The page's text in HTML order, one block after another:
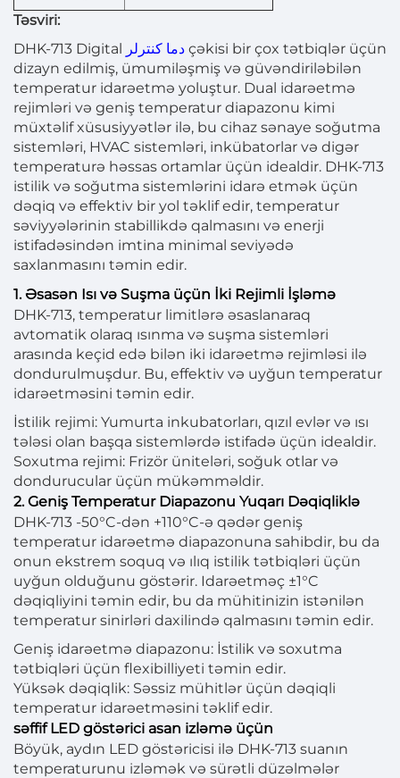
Təsviri:
DHK-713 Digital
çəkisi bir çox tətbiqlər üçün
dizayn edilmiş, ümumiləşmiş və güvəndiriləbilən
temperatur idarəetmə yoluştur. Dual idarəetmə
rejimləri və geniş temperatur diapazonu kimi
müxtəlif xüsusiyyətlər ilə, bu cihaz sənaye soğutma
sistemləri, HVAC sistemləri, inkübatorlar və digər
temperaturə həssas ortamlar üçün idealdir. DHK-713
istilik və soğutma sistemlərini idarə etmək üçün
dəqiq və effektiv bir yol təklif edir, temperatur
səviyyələrinin stabillikdə qalmasını və enerji
istifadəsindən imtina minimal seviyədə
saxlanmasını təmin edir.
1. Əsasən Isı və Suşma üçün İki Rejimli İşləmə
DHK-713, temperatur limitlərə əsaslanaraq
avtomatik olaraq ısınma və suşma sistemləri
arasında keçid edə bilən iki idarəetmə rejimləsi ilə
dondurulmuşdur. Bu, effektiv və uyğun temperatur
idarəetməsini təmin edir.
İstilik rejimi: Yumurta inkubatorları, qızıl evlər və ısı
tələsi olan başqa sistemlərdə istifadə üçün idealdir.
Soxutma rejimi: Frizör üniteləri, soğuk otlar və
dondurucular üçün mükəmməldir.
2. Geniş Temperatur Diapazonu Yuqarı Dəqiqliklə
DHK-713 -50°C-dən +110°C-ə qədər geniş
temperatur idarəetmə diapazonuna sahibdir, bu da
onun ekstrem soquq və ılıq istilik tətbiqləri üçün
uyğun olduğunu göstərir. Idarəetməç ±1°C
dəqiqliyini təmin edir, bu da mühitinizin istənilən
temperatur sinirləri daxilində qalmasını təmin edir.
Geniş idarəetmə diapazonu: İstilik və soxutma
tətbiqləri üçün flexibilliyeti təmin edir.
Yüksək dəqiqlik: Səssiz mühitlər üçün dəqiqli
temperatur idarəetməsini təklif edir.
səffif LED göstərici asan izləmə üçün
Böyük, aydın LED göstəricisi ilə DHK-713 suanın
temperaturunu izləmək və sürətli düzəlmələr